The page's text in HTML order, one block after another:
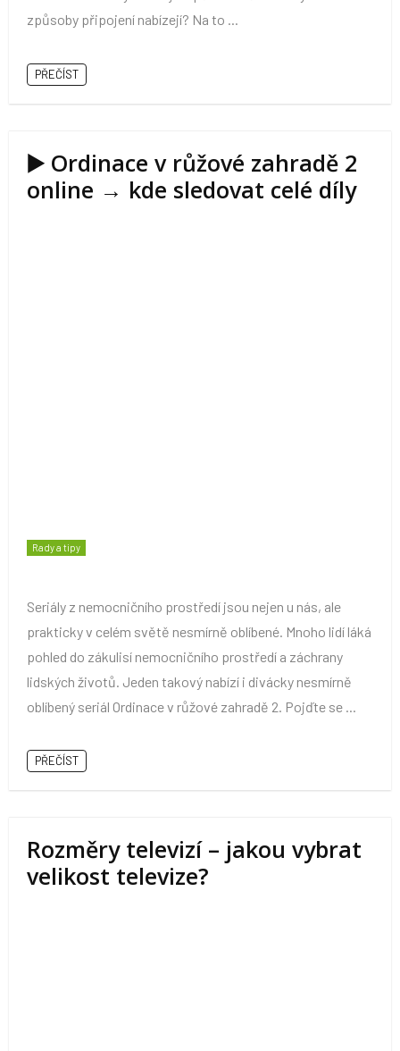
způsoby připojení nabízejí? Na to ...
PŘEČÍST
▶️ Ordinace v růžové zahradě 2
online → kde sledovat celé díly
Rady a tipy
Seriály z nemocničního prostředí jsou nejen u nás, ale
prakticky v celém světě nesmírně oblíbené. Mnoho lidí láká
pohled do zákulisí nemocničního prostředí a záchrany
lidských životů. Jeden takový nabízí i divácky nesmírně
oblíbený seriál Ordinace v růžové zahradě 2. Pojďte se ...
PŘEČÍST
Rozměry televizí – jakou vybrat
velikost televize?